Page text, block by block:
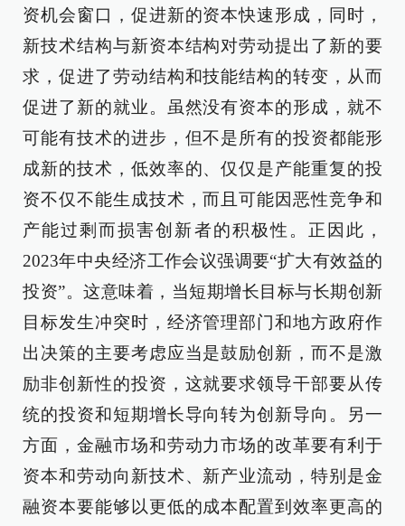
资机会窗口，促进新的资本快速形成，同时，
新技术结构与新资本结构对劳动提出了新的要
求，促进了劳动结构和技能结构的转变，从而
促进了新的就业。虽然没有资本的形成，就不
可能有技术的进步，但不是所有的投资都能形
成新的技术，低效率的、仅仅是产能重复的投
资不仅不能生成技术，而且可能因恶性竞争和
产能过剩而损害创新者的积极性。正因此，
2023年中央经济工作会议强调要“扩大有效益的
投资”。这意味着，当短期增长目标与长期创新
目标发生冲突时，经济管理部门和地方政府作
出决策的主要考虑应当是鼓励创新，而不是激
励非创新性的投资，这就要求领导干部要从传
统的投资和短期增长导向转为创新导向。另一
方面，金融市场和劳动力市场的改革要有利于
资本和劳动向新技术、新产业流动，特别是金
融资本要能够以更低的成本配置到效率更高的